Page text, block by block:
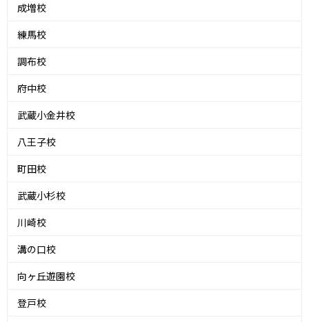
成増校
練馬校
調布校
府中校
武蔵小金井校
八王子校
町田校
武蔵小杉校
川崎校
溝の口校
向ヶ丘遊園校
登戸校